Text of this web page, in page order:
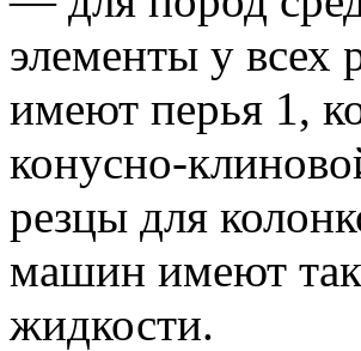
элементы у всех
имеют перья 1,
конусно-
резцы для
машин имеют
жидкости.